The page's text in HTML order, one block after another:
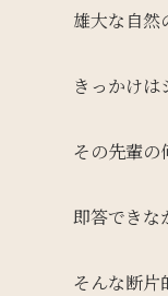
雄大な自然
きっかけ
その先輩の
即答でき
そんな断片